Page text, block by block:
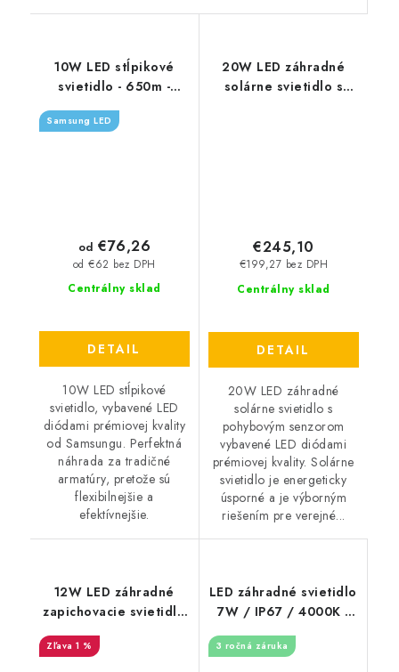
10W LED stĺpikové
svietidlo - 650m -
Samsung LED
Centrálny sklad
od €62 bez DPH
od €76,26
DETAIL
10W LED stĺpikové
svietidlo, vybavené LED
diódami prémiovej kvality
od Samsungu. Perfektná
náhrada za tradičné
armatúry, pretože sú
flexibilnejšie a
efektívnejšie.
20W LED záhradné
solárne svietidlo s
Centrálny sklad
€199,27 bez DPH
€245,10
DETAIL
20W LED záhradné
solárne svietidlo s
pohybovým senzorom
vybavené LED diódami
prémiovej kvality. Solárne
svietidlo je energeticky
úsporné a je výborným
riešením pre verejné...
12W LED záhradné
zapichovacie svietidlo
- 920lm
1 %
LED záhradné svietidlo
7W / IP67 / 4000K -
LGL423
3 ročná záruka